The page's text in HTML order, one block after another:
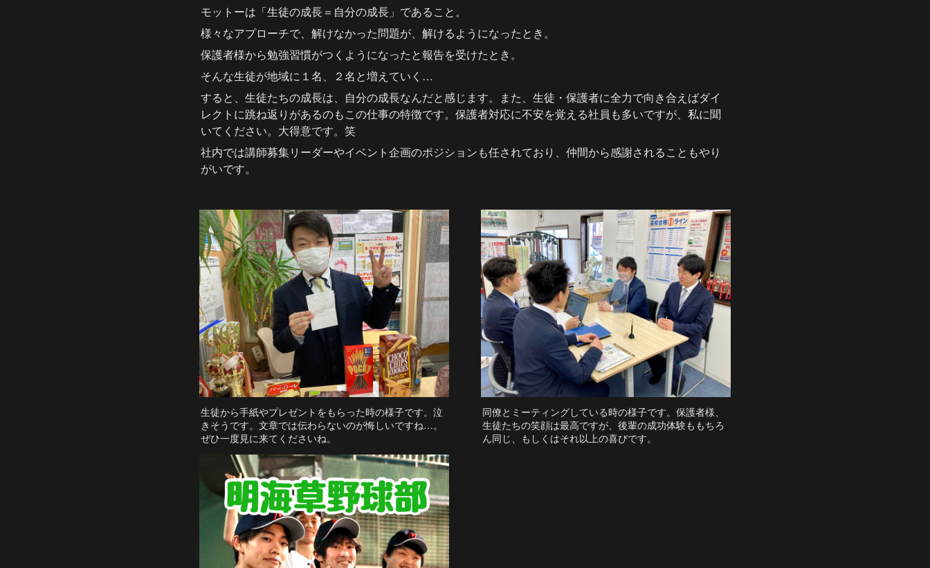
モットーは「生徒の成長＝自分の成長」であること。
様々なアプローチで、解けなかった問題が、解けるようになったとき。
保護者様から勉強習慣がつくようになったと報告を受けたとき。
そんな生徒が地域に１名、２名と増えていく…
すると、生徒たちの成長は、自分の成長なんだと感じます。また、生徒・保護者に全力で向き合えばダイ
レクトに跳ね返りがあるのもこの仕事の特徴です。保護者対応に不安を覚える社員も多いですが、私に聞
いてください。大得意です。笑
社内では講師募集リーダーやイベント企画のポジションも任されており、仲間から感謝されることもやり
がいです。
生徒から手紙やプレゼントをもらった時の様子です。泣
きそうです。文章では伝わらないのが悔しいですね…。
ぜひ一度見に来てくださいね。
同僚とミーティングしている時の様子です。保護者様、
生徒たちの笑顔は最高ですが、後輩の成功体験ももちろ
ん同じ、もしくはそれ以上の喜びです。